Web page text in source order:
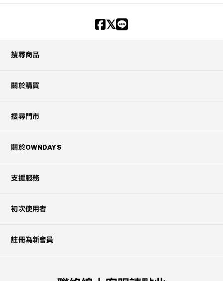
搜尋商品
關於購買
搜尋門市
關於OWNDAYS
支援服務
初次使用者
註冊為新會員